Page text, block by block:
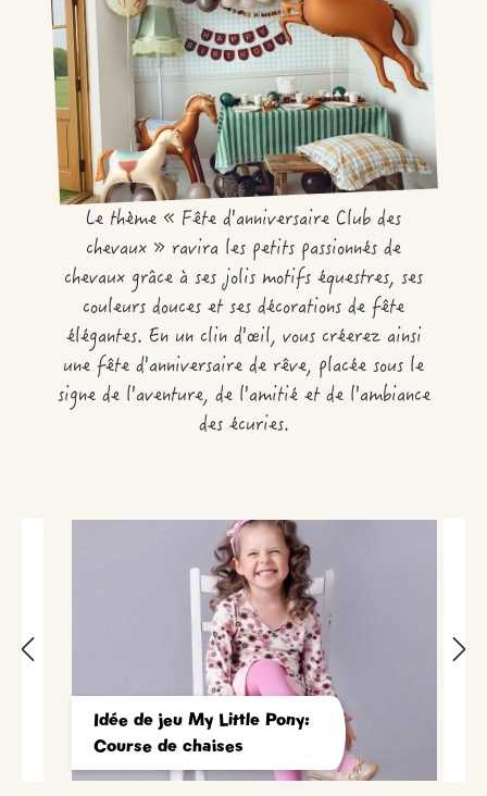
Le thème « Fête d'anniversaire Club des
chevaux » ravira les petits passionnés de
chevaux grâce à ses jolis motifs équestres, ses
couleurs douces et ses décorations de fête
élégantes. En un clin d'œil, vous créerez ainsi
une fête d'anniversaire de rêve, placée sous le
signe de l'aventure, de l'amitié et de l'ambiance
des écuries.
Idée de jeu My Little Pony:
Course de chaises